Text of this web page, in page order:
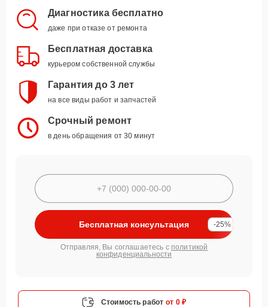
Диагностика бесплатно
даже при отказе от ремонта
Бесплатная доставка
курьером собственной службы
Гарантия до 3 лет
на все виды работ и запчастей
Срочный ремонт
в день обращения от 30 минут
Бесплатная консультация -25%
Отправляя, Вы соглашаетесь с политикой
конфиденциальности
Стоимость работ от 0 ₽